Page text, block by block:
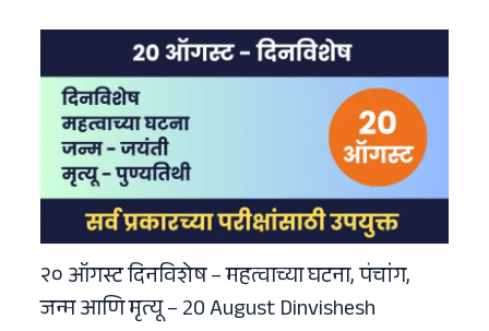
२० ऑगस्ट दिनविशेष – महत्वाच्या घटना, पंचांग,
जन्म आणि मृत्यू – 20 August Dinvishesh